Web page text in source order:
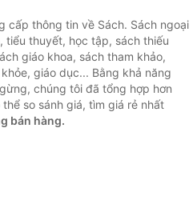
cấp thông tin về Sách. Sách ngoại
tiểu thuyết, học tập, sách thiếu
giáo khoa, sách tham khảo,
giáo dục... Bằng khả năng
chúng tôi đã tổng hợp hơn
so sánh giá, tìm giá rẻ nhất
bán hàng.